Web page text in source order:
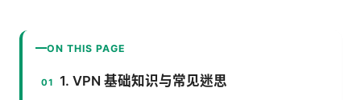
ON THIS PAGE
1. VPN 基础知识与常见迷思